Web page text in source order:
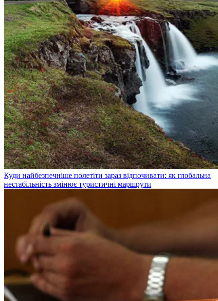
Куди найбезпечніше полетіти зараз відпочивати: як глобальна
нестабільність змінює туристичні маршрути